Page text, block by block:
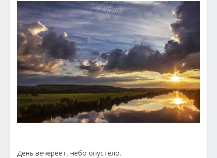
День вечереет, небо опустело.